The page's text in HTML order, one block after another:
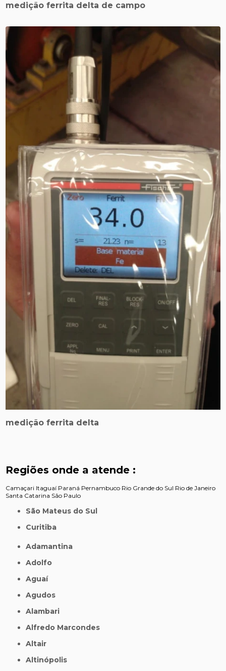
medição ferrita delta de campo
medição ferrita delta
Regiões onde a atende :
Camaçari Itaguaí Paraná Pernambuco Rio Grande do Sul Rio de Janeiro
Santa Catarina São Paulo
São Mateus do Sul
Curitiba
Adamantina
Adolfo
Aguaí
Agudos
Alambari
Alfredo Marcondes
Altair
Altinópolis